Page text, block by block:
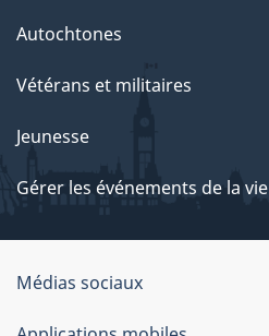
Autochtones
Vétérans et militaires
Jeunesse
Gérer les événements de la vie
Organisation
du
Médias sociaux